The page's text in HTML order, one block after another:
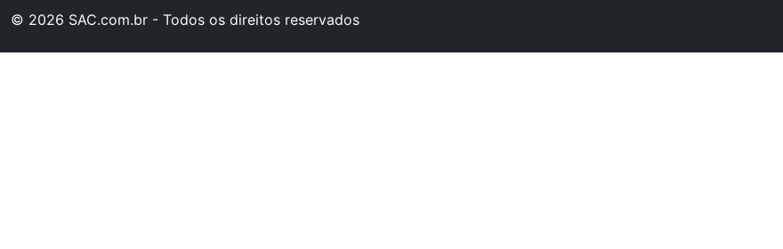
© 2026 SAC.com.br - Todos os direitos reservados